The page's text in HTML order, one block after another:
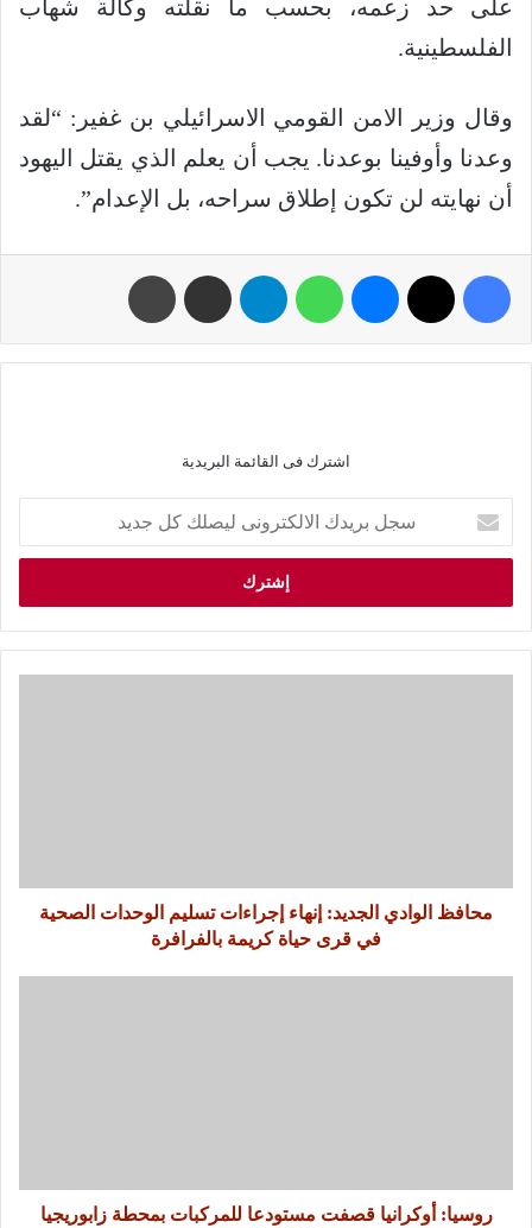
على حد زعمه، بحسب ما نقلته وكالة شهاب
الفلسطينية.
وقال وزير الامن القومي الاسرائيلي بن غفير: “لقد
وعدنا وأوفينا بوعدنا. يجب أن يعلم الذي يقتل اليهود
أن نهايته لن تكون إطلاق سراحه، بل الإعدام”.
اشترك فى القائمة البريدية
محافظ الوادي الجديد: إنهاء إجراءات تسليم الوحدات الصحية
في قرى حياة كريمة بالفرافرة
روسيا: أوكرانيا قصفت مستودعا للمركبات بمحطة زابوريجيا